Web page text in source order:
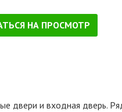
НА ПРОСМОТР
и входная дверь.